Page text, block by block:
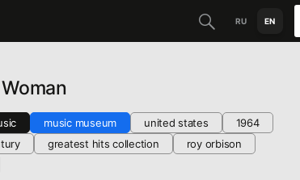
RU EN
music museum united states
1964
greatest hits collection
roy orbison